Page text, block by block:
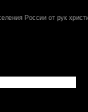
России от рук